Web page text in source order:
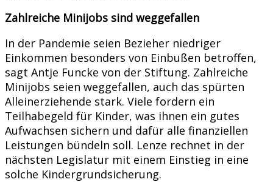
Zahlreiche Minijobs sind weggefallen
In der Pandemie seien Bezieher niedriger
Einkommen besonders von Einbußen betroffen,
sagt Antje Funcke von der Stiftung. Zahlreiche
Minijobs seien weggefallen, auch das spürten
Alleinerziehende stark. Viele fordern ein
Teilhabegeld für Kinder, was ihnen ein gutes
Aufwachsen sichern und dafür alle finanziellen
Leistungen bündeln soll. Lenze rechnet in der
nächsten Legislatur mit einem Einstieg in eine
solche Kindergrundsicherung.